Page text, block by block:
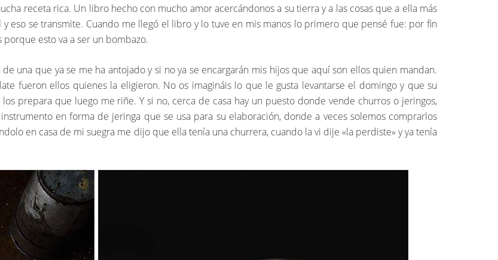
receta rica. Un libro hecho con mucho amor acercándonos a su tierra y a las cosas que a ella más
eso se transmite. Cuando me llegó el libro y lo tuve en mis manos lo primero que pensé fue: por fin
esto va a ser un bombazo.
una que ya se me ha antojado y si no ya se encargarán mis hijos que aquí son ellos quien mandan.
fueron ellos quienes la eligieron. No os imagináis lo que le gusta levantarse el domingo y que su
prepara que luego me riñe. Y si no, cerca de casa hay un puesto donde vende churros o jeringos,
en forma de jeringa que se usa para su elaboración, donde a veces solemos comprarlos
en casa de mi suegra me dijo que ella tenía una churrera, cuando la vi dije «la perdiste» y ya tenía